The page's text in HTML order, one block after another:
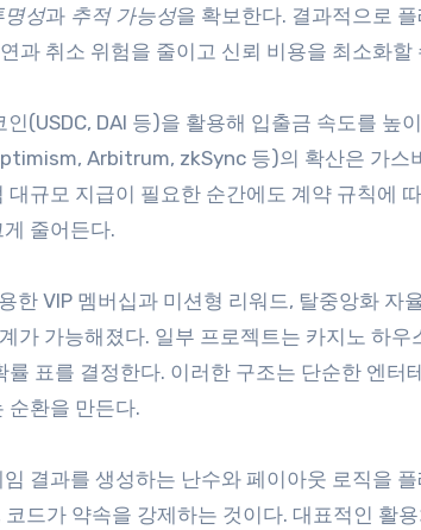
명성과 추적 가능성을 확보한다. 결과적으로
과 취소 위험을 줄이고 신뢰 비용을 최소화할
(USDC, DAI 등)을 활용해 입출금 속도를 높
Arbitrum, zkSync 등)의 확산은 가스
규모 지급이 필요한 순간에도 계약 규칙에
줄어든다.
한 VIP 멤버십과 미션형 리워드, 탈중앙화 자
가 가능해졌다. 일부 프로젝트는 카지노 하우
표를 결정한다. 이러한 구조는 단순한 엔터
순환을 만든다.
결과를 생성하는 난수와 페이아웃 로직을
드가 약속을 강제하는 것이다. 대표적인 활